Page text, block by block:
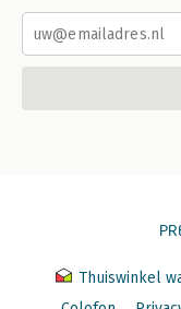
Thuiswinkel